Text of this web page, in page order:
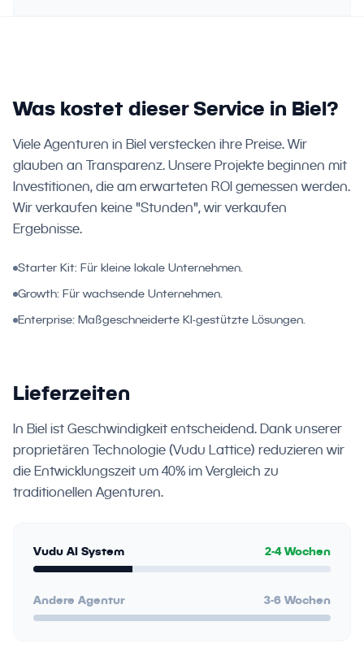
Was kostet dieser Service in Biel?
Viele Agenturen in Biel verstecken ihre Preise. Wir
glauben an Transparenz. Unsere Projekte beginnen mit
Investitionen, die am erwarteten ROI gemessen werden.
Wir verkaufen keine "Stunden", wir verkaufen
Ergebnisse.
Starter Kit: Für kleine lokale Unternehmen.
Growth: Für wachsende Unternehmen.
Enterprise: Maßgeschneiderte KI-gestützte Lösungen.
Lieferzeiten
In Biel ist Geschwindigkeit entscheidend. Dank unserer
proprietären Technologie (Vudu Lattice) reduzieren wir
die Entwicklungszeit um 40% im Vergleich zu
traditionellen Agenturen.
Vudu AI System 2-4 Wochen
Andere Agentur 3-6 Wochen